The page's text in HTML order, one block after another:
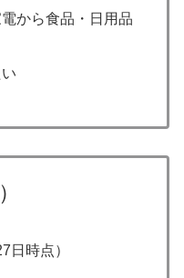
から食品・日用品
日時点）